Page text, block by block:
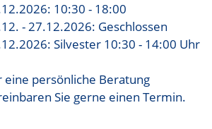
10:30 - 18:00
- 27.12.2026: Geschlossen
Silvester 10:30 - 14:00 Uhr
eine persönliche Beratung
Sie gerne einen Termin.